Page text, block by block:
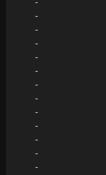
-
-
-
-
-
-
-
-
-
-
-
-
-